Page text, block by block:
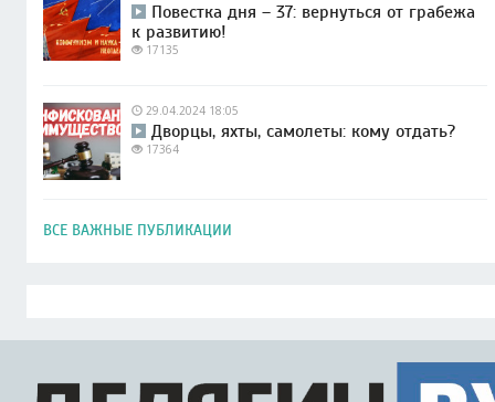
Повестка дня – 37: вернуться от грабежа
к развитию!
17135
29.04.2024 18:05
Дворцы, яхты, самолеты: кому отдать?
17364
ВСЕ ВАЖНЫЕ ПУБЛИКАЦИИ